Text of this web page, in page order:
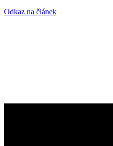
Odkaz na článek